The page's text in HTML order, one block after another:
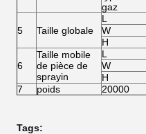
gaz
5 Taille globale
L
W
H
6
Taille mobile
de pièce de
sprayin
L
W
H
7
poids 20000
Tags: